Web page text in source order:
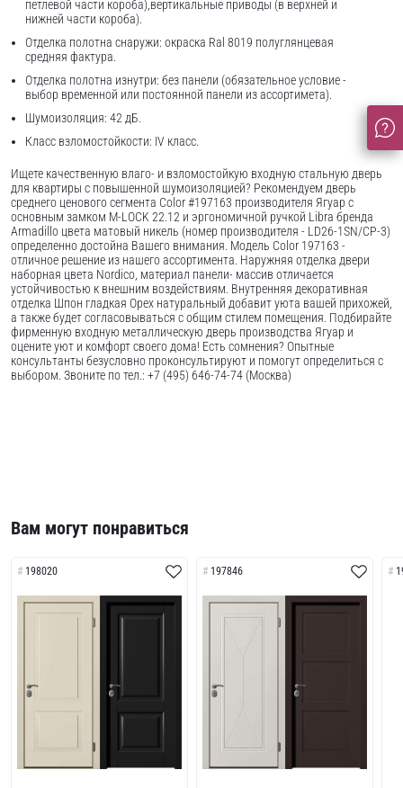
петлевой части короба),вертикальные приводы (в верхней и
нижней части короба).
Отделка полотна снаружи: окраска Ral 8019 полуглянцевая
средняя фактура.
Отделка полотна изнутри: без панели (обязательное условие -
выбор временной или постоянной панели из ассортимета).
Шумоизоляция: 42 дБ.
Класс взломостойкости: IV класс.
Ищете качественную влаго- и взломостойкую входную стальную дверь
для квартиры с повышенной шумоизоляцией? Рекомендуем дверь
среднего ценового сегмента Color #197163 производителя Ягуар с
основным замком M-LOCK 22.12 и эргономичной ручкой Libra бренда
Armadillo цвета матовый никель (номер производителя - LD26-1SN/CP-3)
определенно достойна Вашего внимания. Модель Color 197163 -
отличное решение из нашего ассортимента. Наружняя отделка двери
наборная цвета Nordico, материал панели- массив отличается
устойчивостью к внешним воздействиям. Внутренняя декоративная
отделка Шпон гладкая Орех натуральный добавит уюта вашей прихожей,
а также будет согласовываться с общим стилем помещения. Подбирайте
фирменную входную металлическую дверь производства Ягуар и
оцените уют и комфорт своего дома! Есть сомнения? Опытные
консультанты безусловно проконсультируют и помогут определиться с
выбором. Звоните по тел.: +7 (495) 646-74-74 (Москва)
Вам могут понравиться
198020 197846